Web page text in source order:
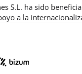
S.L. ha sido
a la